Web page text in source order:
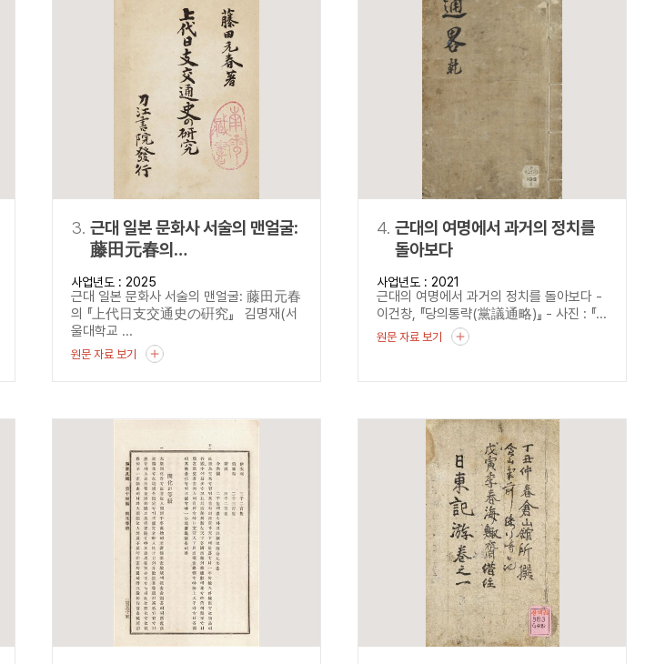
홍재 한국학 펠로십 프로그램
3. 근대 일본 문화사 서술의 맨얼굴:
藤田元春의
『上代日支交通史の硏究』
사업년도 : 2025
근대 일본 문화사 서술의 맨얼굴: 藤田元春
의 『上代日支交通史の硏究』 김명재(서
울대학교 ...
원문 자료 보기
4. 근대의 여명에서 과거의 정치를
돌아보다
사업년도 : 2021
근대의 여명에서 과거의 정치를 돌아보다 -
이건창, 『당의통략(黨議通略)』 - 사진 : 『...
원문 자료 보기